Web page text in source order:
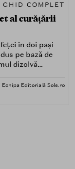
GHID COMPLET
al curățării
în doi pași
pe bază de
dizolvă
solubile în
Editorială Sole.ro